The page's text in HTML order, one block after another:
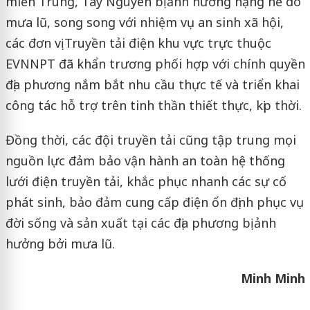
mưa lũ, song song với nhiệm vụ an sinh xã hội,
các đơn vị Truyền tải điện khu vực trực thuộc
EVNNPT đã khẩn trương phối hợp với chính quyền
địa phương nắm bắt nhu cầu thực tế và triển khai
công tác hỗ trợ trên tinh thần thiết thực, kịp thời.
Đồng thời, các đội truyền tải cũng tập trung mọi
nguồn lực đảm bảo vận hành an toàn hệ thống
lưới điện truyền tải, khắc phục nhanh các sự cố
phát sinh, bảo đảm cung cấp điện ổn định phục vụ
đời sống và sản xuất tại các địa phương bị ảnh
hưởng bởi mưa lũ.
Minh Minh